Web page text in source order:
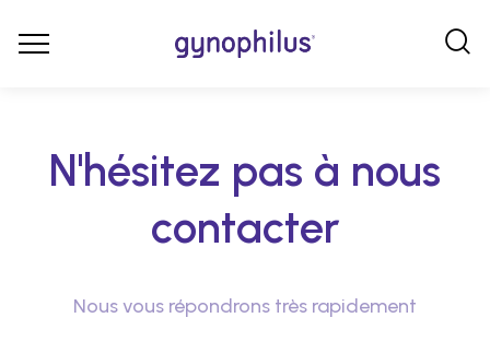
N'hésitez pas à nous
contacter
Nous vous répondrons très rapidement